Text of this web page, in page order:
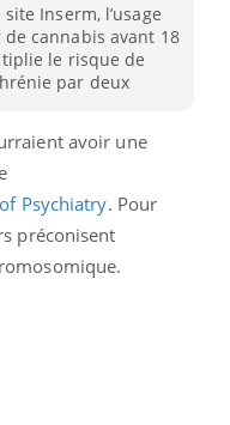
Inserm, l’usage
cannabis avant 18
le risque de
par deux
avoir une
Psychiatry. Pour
préconisent